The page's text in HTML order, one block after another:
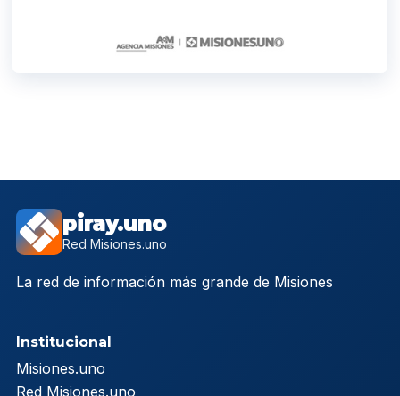
piray.uno
Red Misiones.uno
La red de información más grande de Misiones
Institucional
Misiones.uno
Red Misiones.uno